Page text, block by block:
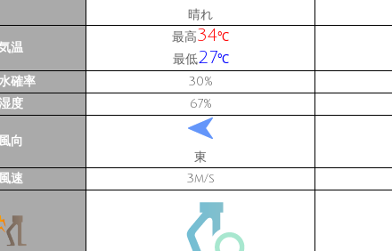
晴れ
温
最高34℃
最低27℃
確率 30%
度 67%
風向
東
風速
3m/s